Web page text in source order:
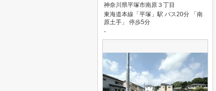
神奈川県平塚市南原３丁目
東海道本線「平塚」駅 バス20分 「南
原土手」 停歩5分
-